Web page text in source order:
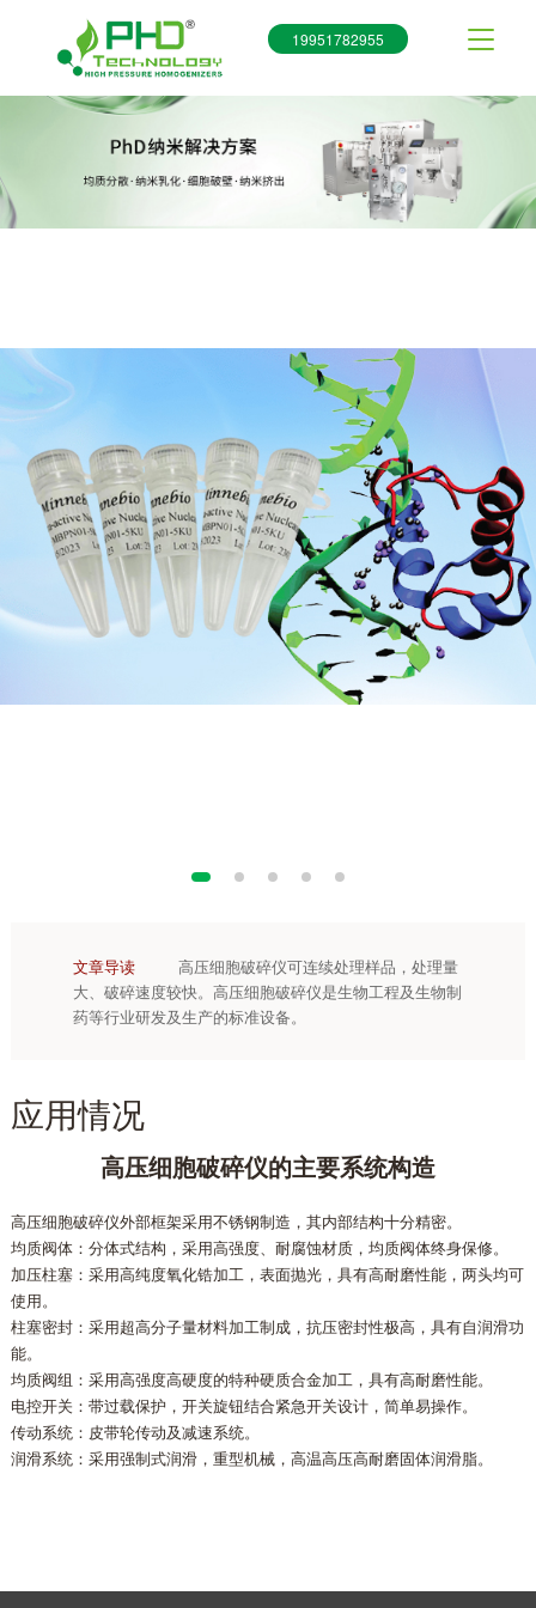
19951782955
文章导读
高压细胞破碎仪可连续处理样品，处理量
大、破碎速度较快。高压细胞破碎仪是生物工程及生物制
药等行业研发及生产的标准设备。
应用情况
高压细胞破碎仪的主要系统构造
高压细胞破碎仪外部框架采用不锈钢制造，其内部结构十分精密。
均质阀体：分体式结构，采用高强度、耐腐蚀材质，均质阀体终身保修。
加压柱塞：采用高纯度氧化锆加工，表面抛光，具有高耐磨性能，两头均可
使用。
柱塞密封：采用超高分子量材料加工制成，抗压密封性极高，具有自润滑功
能。
均质阀组：采用高强度高硬度的特种硬质合金加工，具有高耐磨性能。
电控开关：带过载保护，开关旋钮结合紧急开关设计，简单易操作。
传动系统：皮带轮传动及减速系统。
润滑系统：采用强制式润滑，重型机械，高温高压高耐磨固体润滑脂。